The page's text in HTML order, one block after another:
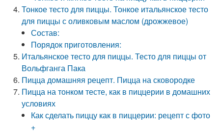
Тонкое тесто для пиццы. Тонкое итальянское тесто
для пиццы с оливковым маслом (дрожжевое)
Состав:
Порядок приготовления:
Итальянское тесто для пиццы. Тесто для пиццы от
Вольфганга Пака
Пицца домашняя рецепт. Пицца на сковородке
Пицца на тонком тесте, как в пиццерии в домашних
условиях
Как сделать пиццу как в пиццерии: рецепт с фото
+